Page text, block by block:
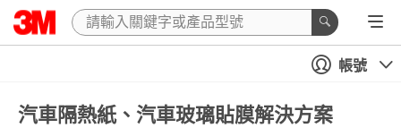
帳號
汽車隔熱紙、汽車玻璃貼膜解決方案